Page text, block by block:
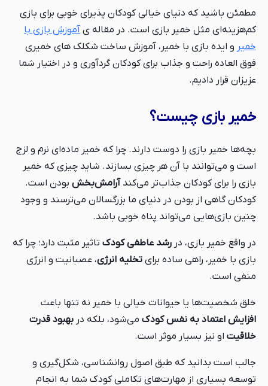
مطمئن باشید که دنیای خیالی کودکان پذیرای خوبی برای بازی
کم‌هزینه‌ای مثل خمیر بازی است. در مقاله ی آموزش بازی با
خمیر و ایده بازی با خمیر، آموزش ساخت شکلک های خمیری
فوق العاده راحت و جذاب برای کودکان گردآوری و در اختیار شما
عزیزان قرار دادیم.
خمیر بازی چیست؟
بچه‌ها خمیر بازی را دوست دارند. چرا که خمیر ماده‌ای نرم و لزج
است و می‌توانند با آن هر چیزی بسازند. شاید چیزی که خمیر
بازی را برای کودکان جذاب‌تر می‌کندآرامش‌بخش بودن است.
کودکان گاهی از بودن در دنیای ما بزرگسالان می‌ترسند و وجود
چنین بازی‌هایی می‌تواند پناه خوبی باشد.
در واقع خمیر بازی، در رشد عاطفی کودک تاثیر مثبت دارد؛ چرا که
بازی با خمیر، راهی ساده برای تخلیه انرژی، عصبانیت و انرژی
منفی است.
خلق شخصیت‌ها یا حیوانات خیالی با خمیر نه تنها باعث
افزایش اعتماد به‌ نفس کودک می‌شود، بلکه در بهبود قدرت
خلاقیت او نیز بسیار موثر است.
جالب است بدانید که طبق اصول روانشناسی، شکل‌گیری و
توسعه بسیاری از مهارت‌های تکاملی کودک شما به انجام